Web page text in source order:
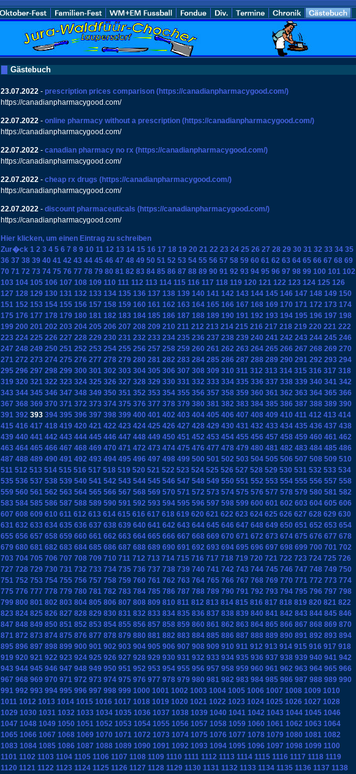
Gästebuch
23.07.2022 - prescription prices comparison (https://canadianpharmacygood.com/)
https://canadianpharmacygood.com/
22.07.2022 - online pharmacy without a prescription (https://canadianpharmacygood.com/)
https://canadianpharmacygood.com/
22.07.2022 - canadian pharmacy no rx (https://canadianpharmacygood.com/)
https://canadianpharmacygood.com/
22.07.2022 - cheap rx drugs (https://canadianpharmacygood.com/)
https://canadianpharmacygood.com/
22.07.2022 - discount pharmaceuticals (https://canadianpharmacygood.com/)
https://canadianpharmacygood.com/
Hier klicken, um einen Eintrag zu schreiben
Zur�ck 1 2 3 4 5 6 7 8 9 10 11 12 13 14 15 16 17 18 19 20 21 22 23 24 25 26 27 28 29 30 31 32 33 34 35
36 37 38 39 40 41 42 43 44 45 46 47 48 49 50 51 52 53 54 55 56 57 58 59 60 61 62 63 64 65 66 67 68 69
70 71 72 73 74 75 76 77 78 79 80 81 82 83 84 85 86 87 88 89 90 91 92 93 94 95 96 97 98 99 100 101 102
103 104 105 106 107 108 109 110 111 112 113 114 115 116 117 118 119 120 121 122 123 124 125 126
127 128 129 130 131 132 133 134 135 136 137 138 139 140 141 142 143 144 145 146 147 148 149 150
151 152 153 154 155 156 157 158 159 160 161 162 163 164 165 166 167 168 169 170 171 172 173 174
175 176 177 178 179 180 181 182 183 184 185 186 187 188 189 190 191 192 193 194 195 196 197 198
199 200 201 202 203 204 205 206 207 208 209 210 211 212 213 214 215 216 217 218 219 220 221 222
223 224 225 226 227 228 229 230 231 232 233 234 235 236 237 238 239 240 241 242 243 244 245 246
247 248 249 250 251 252 253 254 255 256 257 258 259 260 261 262 263 264 265 266 267 268 269 270
271 272 273 274 275 276 277 278 279 280 281 282 283 284 285 286 287 288 289 290 291 292 293 294
295 296 297 298 299 300 301 302 303 304 305 306 307 308 309 310 311 312 313 314 315 316 317 318
319 320 321 322 323 324 325 326 327 328 329 330 331 332 333 334 335 336 337 338 339 340 341 342
343 344 345 346 347 348 349 350 351 352 353 354 355 356 357 358 359 360 361 362 363 364 365 366
367 368 369 370 371 372 373 374 375 376 377 378 379 380 381 382 383 384 385 386 387 388 389 390
391 392 393 394 395 396 397 398 399 400 401 402 403 404 405 406 407 408 409 410 411 412 413 414
415 416 417 418 419 420 421 422 423 424 425 426 427 428 429 430 431 432 433 434 435 436 437 438
439 440 441 442 443 444 445 446 447 448 449 450 451 452 453 454 455 456 457 458 459 460 461 462
463 464 465 466 467 468 469 470 471 472 473 474 475 476 477 478 479 480 481 482 483 484 485 486
487 488 489 490 491 492 493 494 495 496 497 498 499 500 501 502 503 504 505 506 507 508 509 510
511 512 513 514 515 516 517 518 519 520 521 522 523 524 525 526 527 528 529 530 531 532 533 534
535 536 537 538 539 540 541 542 543 544 545 546 547 548 549 550 551 552 553 554 555 556 557 558
559 560 561 562 563 564 565 566 567 568 569 570 571 572 573 574 575 576 577 578 579 580 581 582
583 584 585 586 587 588 589 590 591 592 593 594 595 596 597 598 599 600 601 602 603 604 605 606
607 608 609 610 611 612 613 614 615 616 617 618 619 620 621 622 623 624 625 626 627 628 629 630
631 632 633 634 635 636 637 638 639 640 641 642 643 644 645 646 647 648 649 650 651 652 653 654
655 656 657 658 659 660 661 662 663 664 665 666 667 668 669 670 671 672 673 674 675 676 677 678
679 680 681 682 683 684 685 686 687 688 689 690 691 692 693 694 695 696 697 698 699 700 701 702
703 704 705 706 707 708 709 710 711 712 713 714 715 716 717 718 719 720 721 722 723 724 725 726
727 728 729 730 731 732 733 734 735 736 737 738 739 740 741 742 743 744 745 746 747 748 749 750
751 752 753 754 755 756 757 758 759 760 761 762 763 764 765 766 767 768 769 770 771 772 773 774
775 776 777 778 779 780 781 782 783 784 785 786 787 788 789 790 791 792 793 794 795 796 797 798
799 800 801 802 803 804 805 806 807 808 809 810 811 812 813 814 815 816 817 818 819 820 821 822
823 824 825 826 827 828 829 830 831 832 833 834 835 836 837 838 839 840 841 842 843 844 845 846
847 848 849 850 851 852 853 854 855 856 857 858 859 860 861 862 863 864 865 866 867 868 869 870
871 872 873 874 875 876 877 878 879 880 881 882 883 884 885 886 887 888 889 890 891 892 893 894
895 896 897 898 899 900 901 902 903 904 905 906 907 908 909 910 911 912 913 914 915 916 917 918
919 920 921 922 923 924 925 926 927 928 929 930 931 932 933 934 935 936 937 938 939 940 941 942
943 944 945 946 947 948 949 950 951 952 953 954 955 956 957 958 959 960 961 962 963 964 965 966
967 968 969 970 971 972 973 974 975 976 977 978 979 980 981 982 983 984 985 986 987 988 989 990
991 992 993 994 995 996 997 998 999 1000 1001 1002 1003 1004 1005 1006 1007 1008 1009 1010
1011 1012 1013 1014 1015 1016 1017 1018 1019 1020 1021 1022 1023 1024 1025 1026 1027 1028
1029 1030 1031 1032 1033 1034 1035 1036 1037 1038 1039 1040 1041 1042 1043 1044 1045 1046
1047 1048 1049 1050 1051 1052 1053 1054 1055 1056 1057 1058 1059 1060 1061 1062 1063 1064
1065 1066 1067 1068 1069 1070 1071 1072 1073 1074 1075 1076 1077 1078 1079 1080 1081 1082
1083 1084 1085 1086 1087 1088 1089 1090 1091 1092 1093 1094 1095 1096 1097 1098 1099 1100
1101 1102 1103 1104 1105 1106 1107 1108 1109 1110 1111 1112 1113 1114 1115 1116 1117 1118 1119
1120 1121 1122 1123 1124 1125 1126 1127 1128 1129 1130 1131 1132 1133 1134 1135 1136 1137 1138